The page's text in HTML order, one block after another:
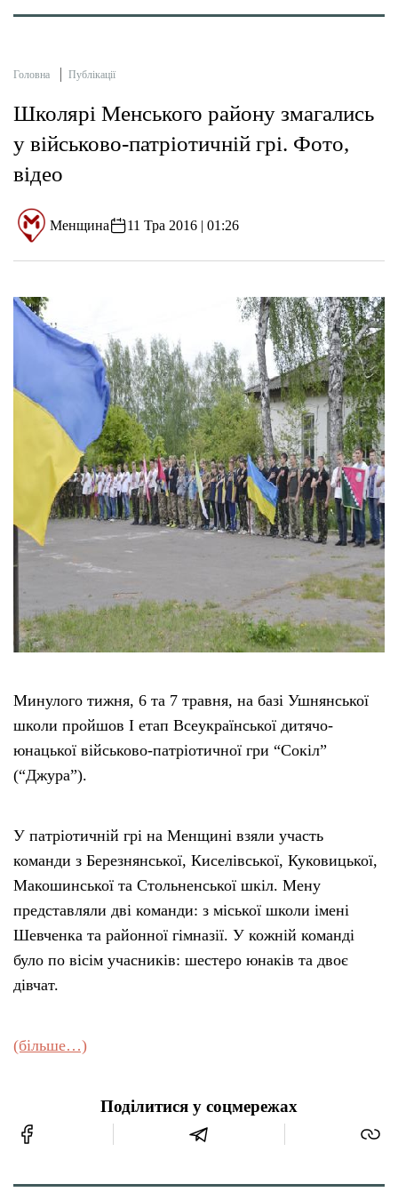
Головна Публікації
Школярі Менського району змагались
у військово-патріотичній грі. Фото,
відео
Менщина 11 Тра 2016 | 01:26
Минулого тижня, 6 та 7 травня, на базі Ушнянської
школи пройшов І етап Всеукраїнської дитячо-
юнацької військово-патріотичної гри “Сокіл”
(“Джура”).
У патріотичній грі на Менщині взяли участь
команди з Березнянської, Киселівської, Куковицької,
Макошинської та Стольненської шкіл. Мену
представляли дві команди: з міської школи імені
Шевченка та районної гімназії. У кожній команді
було по вісім учасників: шестеро юнаків та двоє
дівчат.
(більше…)
Поділитися у соцмережах